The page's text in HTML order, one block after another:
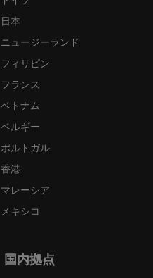
日本
ニュージーランド
フィリピン
フランス
ベトナム
ベルギー
ポルトガル
香港
マレーシア
メキシコ
国内拠点